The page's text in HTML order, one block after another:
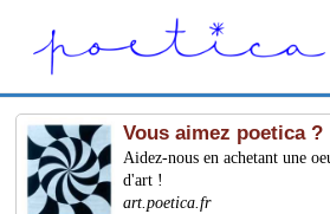
Vous aimez poetica ?
Aidez-nous en achetant une
d'art !
art.poetica.fr